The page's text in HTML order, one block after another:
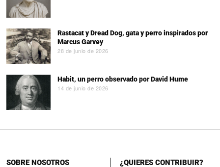
Rastacat y Dread Dog, gata y perro inspirados por
Marcus Garvey
28 de junio de 2026
Habit, un perro observado por David Hume
14 de junio de 2026
SOBRE NOSOTROS ¿QUIERES CONTRIBUIR?